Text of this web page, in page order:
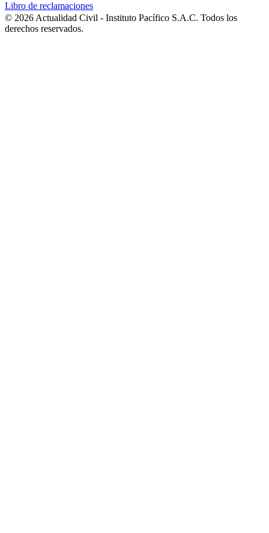
Libro de reclamaciones
© 2026 Actualidad Civil - Instituto Pacífico S.A.C. Todos los
derechos reservados.